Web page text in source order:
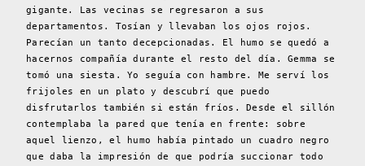
gigante. Las vecinas se regresaron a sus
departamentos. Tosían y llevaban los ojos rojos.
Parecían un tanto decepcionadas. El humo se quedó a
hacernos compañía durante el resto del día. Gemma se
tomó una siesta. Yo seguía con hambre. Me serví los
frijoles en un plato y descubrí que puedo
disfrutarlos también si están fríos. Desde el sillón
contemplaba la pared que tenía en frente: sobre
aquel lienzo, el humo había pintado un cuadro negro
que daba la impresión de que podría succionar todo